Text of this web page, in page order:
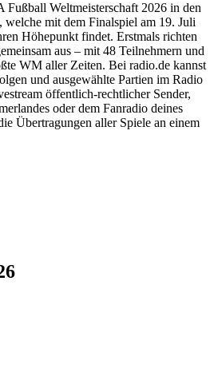
Fußball Weltmeisterschaft 2026 in den
mit dem Finalspiel am 19. Juli
Höhepunkt findet. Erstmals richten
aus – mit 48 Teilnehmern und
WM aller Zeiten. Bei radio.de kannst
und ausgewählte Partien im Radio
öffentlich-rechtlicher Sender,
oder dem Fanradio deines
Übertragungen aller Spiele an einem